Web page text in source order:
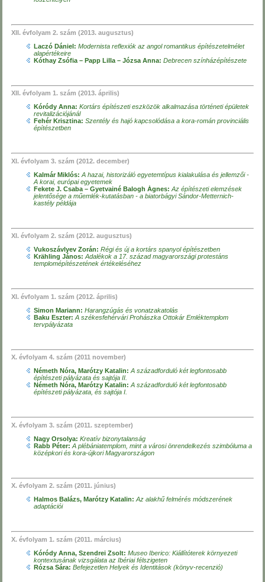
XII. évfolyam 2. szám (2013. augusztus)
Laczó Dániel: Modernista reflexiók az angol romantikus építészetelmélet
alapértékeire
Kóthay Zsófia – Papp Lilla – Józsa Anna:Debrecen színházépítészete
XII. évfolyam 1. szám (2013. április)
Kóródy Anna:Kortárs építészeti eszközök alkalmazása történeti épületek
revitalizációjánál
Fehér Krisztina: Szentély és hajó kapcsolódása a kora-román provinciális
építészetben
XI. évfolyam 3. szám (2012. december)
Kalmár Miklós:A hazai, historizáló egyetemtípus kialakulása és jellemzői -
A korai, európai egyetemek
Fekete J. Csaba – Gyetvainé Balogh Ágnes: Az építészeti elemzések
jelentősége a műemlék-kutatásban - a biatorbágyi Sándor-Metternich-
kastély példája
XI. évfolyam 2. szám (2012. augusztus)
Vukoszávlyev Zorán: Régi és új a kortárs spanyol építészetben
Krähling János: Adalékok a 17. század magyarországi protestáns
templomépítészetének értékeléséhez
XI. évfolyam 1. szám (2012. április)
Simon Mariann:Harangzúgás és vonatzakatolás
Baku Eszter:A székesfehérvári Prohászka Ottokár Emléktemplom
tervpályázata
X. évfolyam 4. szám (2011 november)
Németh Nóra, Marótzy Katalin: A századforduló két legfontosabb
építészeti pályázata és sajtója II.
Németh Nóra, Marótzy Katalin: A századforduló két legfontosabb
építészeti pályázata, és sajtója I.
X. évfolyam 3. szám (2011. szeptember)
Nagy Orsolya: Kreatív bizonytalanság
Rabb Péter:A plébániatemplom, mint a városi önrendelkezés szimbóluma a
középkori és kora-újkori Magyarországon
X. évfolyam 2. szám (2011. június)
Halmos Balázs, Marótzy Katalin:Az alakhű felmérés módszerének
adaptációi
X. évfolyam 1. szám (2011. március)
Kóródy Anna, Szendrei Zsolt:Museo Iberico: Kiállítóterek környezeti
kontextusának vizsgálata az Ibériai félszigeten
Rózsa Sára:Befejezetlen Helyek és Identitások (könyv-recenzió)